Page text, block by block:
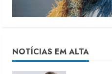
NOTÍCIAS EM ALTA
Dia dos